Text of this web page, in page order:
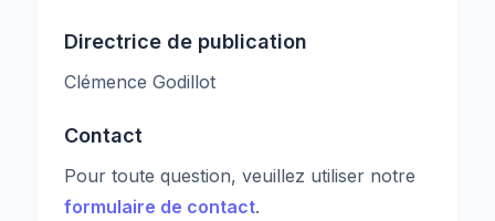
Directrice de publication
Clémence Godillot
Contact
Pour toute question, veuillez utiliser notre
formulaire de contact.